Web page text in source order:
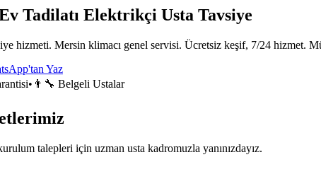
Tadilatı Elektrikçi Usta Tavsiye
hizmeti. Mersin klimacı genel servisi. Ücretsiz keşif, 7/24 hizmet.
Yaz
• 👨‍🔧 Belgeli Ustalar
talepleri için uzman usta kadromuzla yanınızdayız.